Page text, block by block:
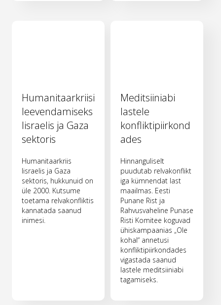
Humanitaarkriisi
leevendamiseks
Iisraelis ja Gaza
sektoris
Humanitaarkriis
Iisraelis ja Gaza
sektoris, hukkunuid on
üle 2000. Kutsume
toetama relvakonfliktis
kannatada saanud
inimesi.
Meditsiiniabi
lastele
konfliktipiirkond
ades
Hinnanguliselt
puudutab relvakonflikt
iga kümnendat last
maailmas. Eesti
Punane Rist ja
Rahvusvaheline Punase
Risti Komitee koguvad
ühiskampaanias „Ole
kohal“ annetusi
konfliktipiirkondades
vigastada saanud
lastele meditsiiniabi
tagamiseks.